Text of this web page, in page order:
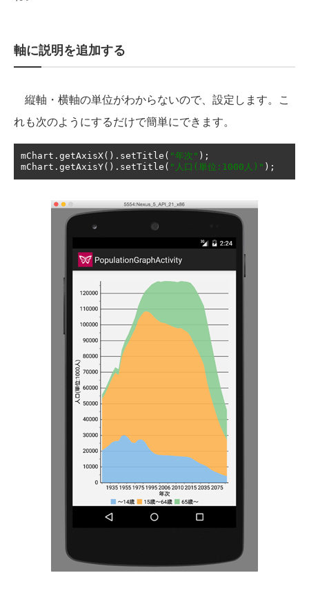
軸に説明を追加する
縦軸・横軸の単位がわからないので、設定します。こ
れも次のようにするだけで簡単にできます。
mChart . getAxisX(). setTitle ( "年次" );
mChart . getAxisY(). setTitle ( "人口(単位:1000人)" );